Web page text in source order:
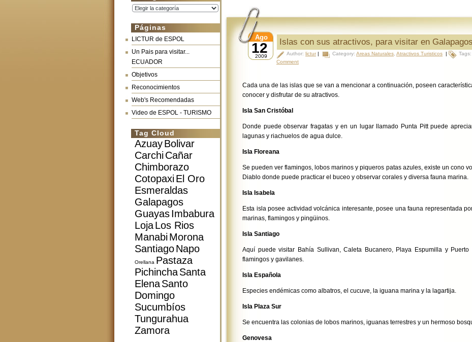
Categorías
Páginas
LICTUR de ESPOL
Un Pais para visitar...
ECUADOR
Objetivos
Reconocimientos
Web's Recomendadas
Video de ESPOL - TURISMO
Tag Cloud
AzuayBolivar
CarchiCañar
Chimborazo
CotopaxiEl Oro
Esmeraldas
Galapagos
GuayasImbabura
LojaLos Rios
ManabiMorona
SantiagoNapo
Orellana Pastaza
PichinchaSanta
ElenaSanto
Domingo
Sucumbíos
Tungurahua
Zamora
12
Ago
2009
Islas con sus atractivos, para visitar en
Author: lictur | Category: Areas Naturales Atractivos Turisticos | Tags:
Comment
Cada una de las islas que se van a mencionar a continuación, poseen
conocer y disfrutar de su atractivos.
Isla San Cristóbal
Donde puede observar fragatas y en un lugar llamado Punta Pitt puede
lagunas y riachuelos de agua dulce.
Isla Floreana
Se pueden ver flamingos, lobos marinos y piqueros patas azules, existe un cono
Diablo donde puede practicar el buceo y observar corales y diversa fauna marina.
Isla Isabela
Esta isla posee actividad volcánica interesante, posee una fauna representada
marinas, flamingos y pingüinos.
Isla Santiago
Aquí puede visitar Bahía Sullivan, Caleta Bucanero, Playa Espumilla y
flamingos y gavilanes.
Isla Española
Especies endémicas como albatros, el cucuve, la iguana marina y la lagartija.
Isla Plaza Sur
Se encuentra las colonias de lobos marinos, iguanas terrestres y un hermoso
Genovesa